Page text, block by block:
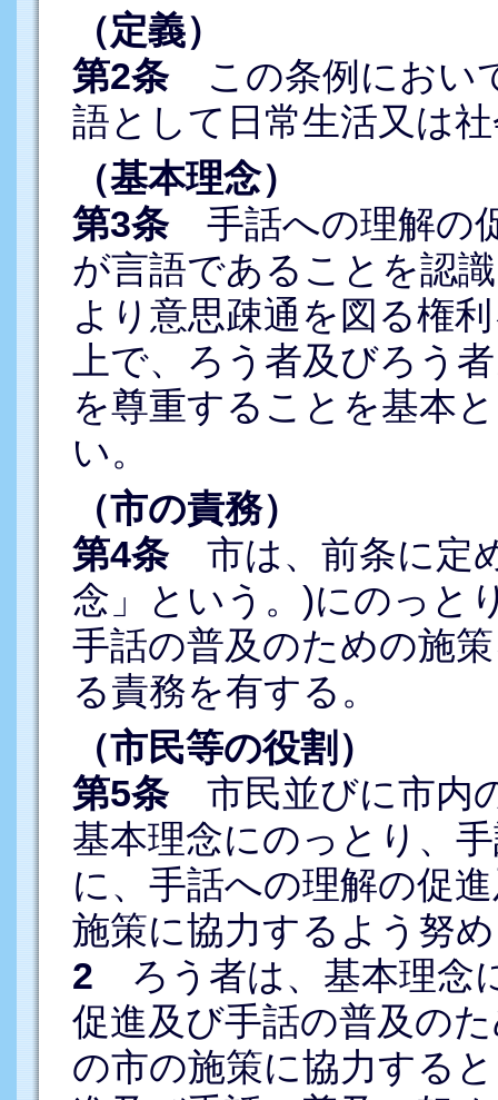
（定義）
第2条この条例におい
語として日常生活又は
（基本理念）
第3条手話への理解の
が言語であることを認
より意思疎通を図る権
上で、ろう者及びろう
を尊重することを基本
い。
（市の責務）
第4条市は、前条に定
念」という。)にのっと
手話の普及のための施
る責務を有する。
（市民等の役割）
第5条市民並びに市内
基本理念にのっとり、
に、手話への理解の促
施策に協力するよう努
2 ろう者は、基本理念
促進及び手話の普及の
の市の施策に協力する